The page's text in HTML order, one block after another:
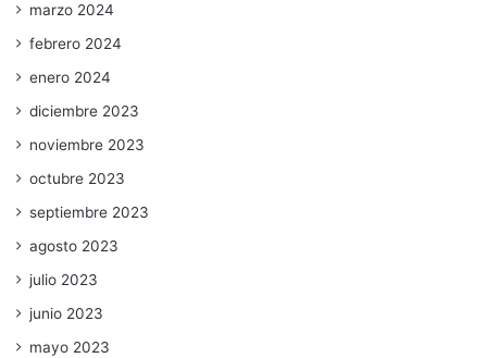
marzo 2024
febrero 2024
enero 2024
diciembre 2023
noviembre 2023
octubre 2023
septiembre 2023
agosto 2023
julio 2023
junio 2023
mayo 2023